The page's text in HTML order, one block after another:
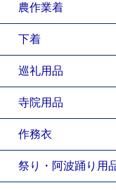
農作業着
下着
巡礼用品
寺院用品
作務衣
祭り・阿波踊り用